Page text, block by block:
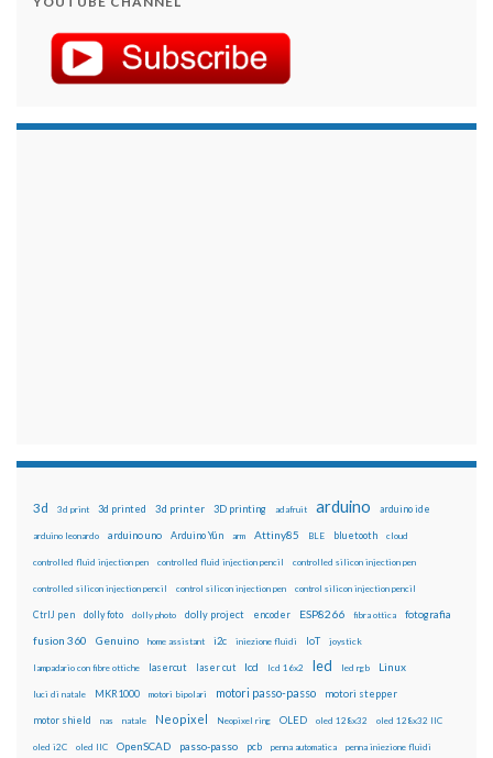
3d 3d print 3d printed 3d printer 3D printing adafruit arduino arduino ide
arduino leonardo arduino uno Arduino Yún arm Attiny85 BLE bluetooth cloud
controlled fluid injection pen controlled fluid injection pencil controlled silicon injection pen
controlled silicon injection pencil control silicon injection pen control silicon injection pencil
CtrlJ pen dolly foto dolly photo dolly project encoder ESP8266 fibra ottica fotografia
fusion 360 Genuino home assistant i2c iniezione fluidi IoT joystick
lampadario con fibre ottiche lasercut laser cut lcd lcd 16x2 led led rgb Linux
luci di natale MKR1000 motori bipolari motori passo-passo motori stepper
motor shield nas natale Neopixel Neopixel ring OLED oled 128x32 oled 128x32 IIC
oled i2C oled IIC OpenSCAD passo-passo pcb penna automatica penna iniezione fluidi